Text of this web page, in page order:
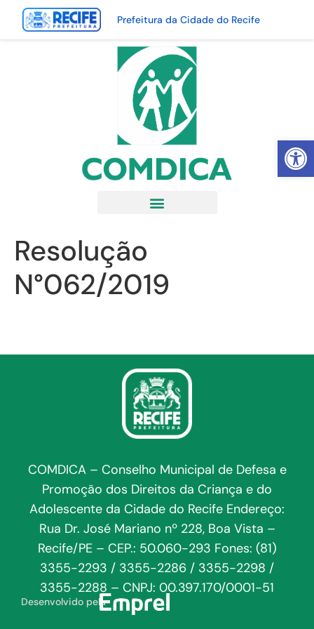
Abrir
Prefeitura da Cidade do Recife
Resolução
N°062/2019
COMDICA – Conselho Municipal de Defesa e
Promoção dos Direitos da Criança e do
Adolescente da Cidade do Recife Endereço:
Rua Dr. José Mariano nº 228, Boa Vista –
Recife/PE – CEP.: 50.060-293 Fones: (81)
3355-2293 / 3355-2286 / 3355-2298 /
3355-2288 – CNPJ: 00.397.170/0001-51
Desenvolvido pela